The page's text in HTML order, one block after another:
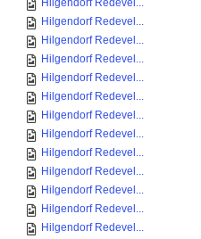
Hilgendorf Redevel...
Hilgendorf Redevel...
Hilgendorf Redevel...
Hilgendorf Redevel...
Hilgendorf Redevel...
Hilgendorf Redevel...
Hilgendorf Redevel...
Hilgendorf Redevel...
Hilgendorf Redevel...
Hilgendorf Redevel...
Hilgendorf Redevel...
Hilgendorf Redevel...
Hilgendorf Redevel...